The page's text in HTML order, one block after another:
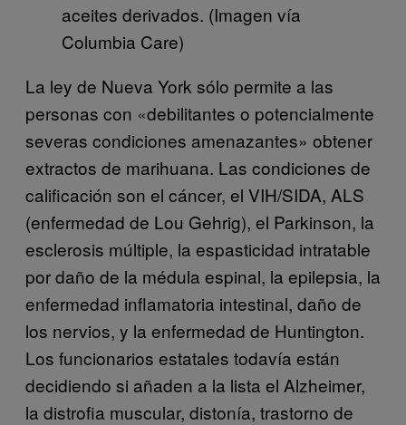
aceites derivados. (Imagen vía
Columbia Care)
La ley de Nueva York sólo permite a las
personas con «debilitantes o potencialmente
severas condiciones amenazantes» obtener
extractos de marihuana. Las condiciones de
calificación son el cáncer, el VIH/SIDA, ALS
(enfermedad de Lou Gehrig), el Parkinson, la
esclerosis múltiple, la espasticidad intratable
por daño de la médula espinal, la epilepsia, la
enfermedad inflamatoria intestinal, daño de
los nervios, y la enfermedad de Huntington.
Los funcionarios estatales todavía están
decidiendo si añaden a la lista el Alzheimer,
la distrofia muscular, distonía, trastorno de